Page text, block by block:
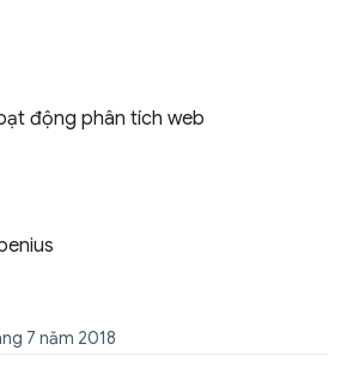
động phân tích web
7 năm 2018